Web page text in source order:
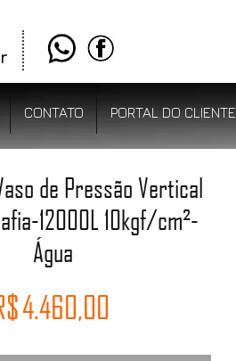
CONTATO PORTAL DO CLIENTE
de Pressão Vertical
12000L 10kgf/cm²-
Água
4.460,00